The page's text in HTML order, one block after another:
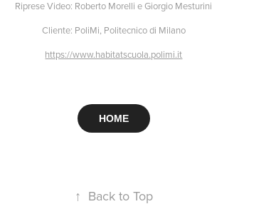
Riprese Video: Roberto Morelli e Giorgio Mesturini
Cliente: PoliMi, Politecnico di Milano
https://www.habitatscuola.polimi.it
HOME
↑ Back to Top